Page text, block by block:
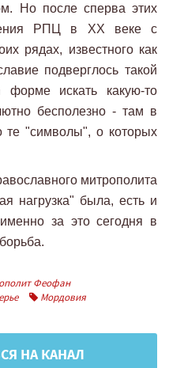
Но после сперва этих
РПЦ в XX веке с
рядах, известного как
подверглось такой
искать какую-то
бесполезно - там в
те "символы", о которых
митрополита
нагрузка" была, есть и
за это сегодня в
Феофан
Мордовия
НА КАНАЛ